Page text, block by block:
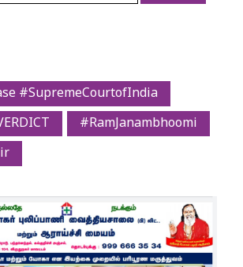
#SupremeCourtofIndia
#RamJanambhoomi